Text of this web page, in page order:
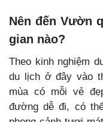
Nên đến Vườn
gian nào?
Theo kinh nghiệm
du lịch ở đây vào
mùa có mỗi vẻ
đường dễ đi, có